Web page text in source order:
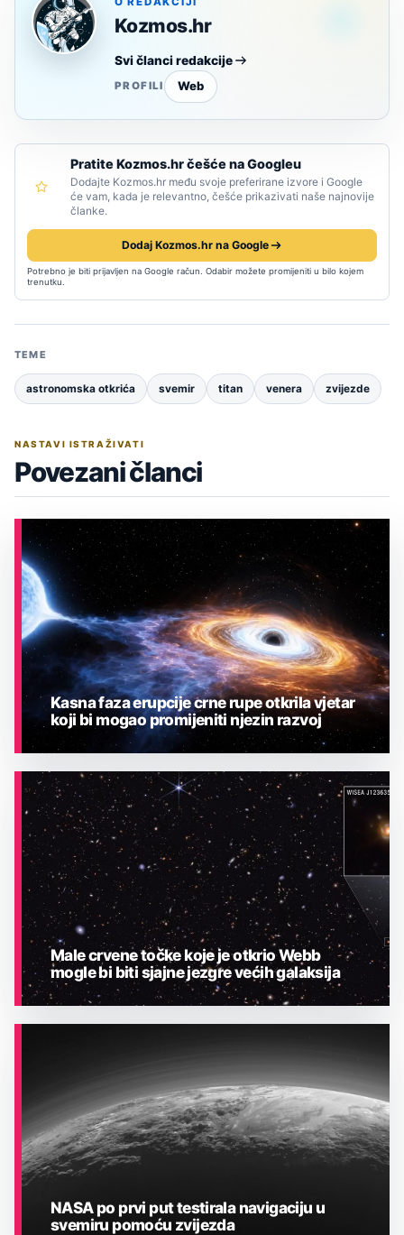
Kozmos.hr
Svi članci redakcije
PROFILI Web
Pratite Kozmos.hr češće na Googleu
Dodajte Kozmos.hr među svoje preferirane izvore i Google
će vam, kada je relevantno, češće prikazivati naše najnovije
članke.
Dodaj Kozmos.hr na Google
Potrebno je biti prijavljen na Google račun. Odabir možete promijeniti u bilo kojem
trenutku.
TEME
astronomska otkrića svemir titan venera zvijezde
NASTAVI ISTRAŽIVATI
Povezani članci
ASTRONOMIJA
Kasna faza erupcije crne rupe otkrila vjetar
koji bi mogao promijeniti njezin razvoj
Male crvene točke koje je otkrio Webb
mogle bi biti sjajne jezgre većih galaksija
NASA po prvi put testirala navigaciju u
svemiru pomoću zvijezda